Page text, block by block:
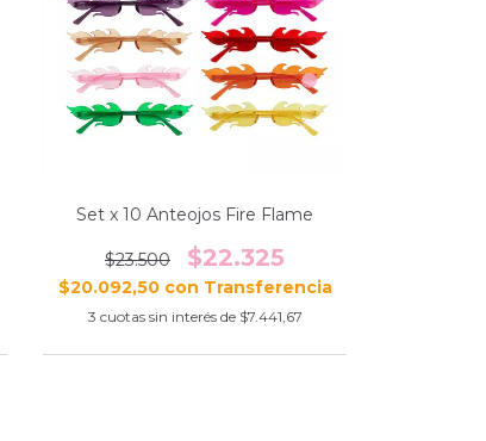
Set x 10 Anteojos Fire Flame
$23.500 $22.325
$20.092,50 con
3 cuotas sin interés de $7.441,67